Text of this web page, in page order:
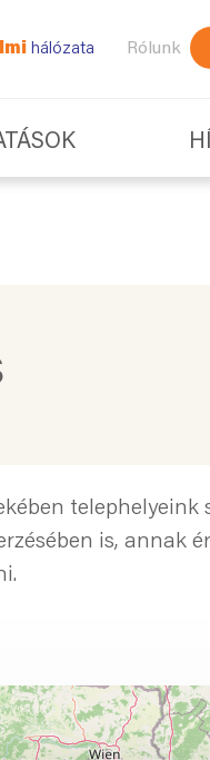
hálózata Rólunk
is, annak